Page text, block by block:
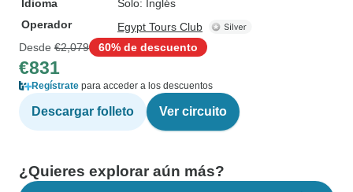
Idioma
Solo: Inglés
Operador
Egypt Tours Club
Desde €2,079 60% de descuento
€831
Regístrate para acceder a los descuentos
Descargar folleto Ver circuito
¿Quieres explorar aún más?